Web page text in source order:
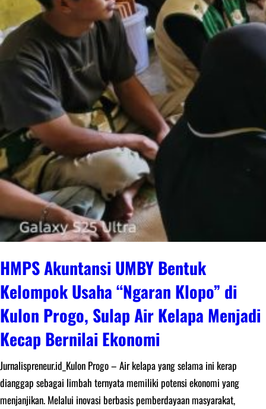
HMPS Akuntansi UMBY Bentuk
Kelompok Usaha “Ngaran Klopo” di
Kulon Progo, Sulap Air Kelapa Menjadi
Kecap Bernilai Ekonomi
Jurnalispreneur.id_Kulon Progo – Air kelapa yang selama ini kerap
dianggap sebagai limbah ternyata memiliki potensi ekonomi yang
menjanjikan. Melalui inovasi berbasis pemberdayaan masyarakat,